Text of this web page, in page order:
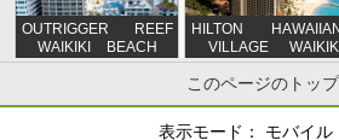
OUTRIGGER REEF
WAIKIKI BEACH
RESORT
HILTON HAWAIIAN
VILLAGE WAIKIKI
BEACH RESORT
このページのトッ
表示モード： モバイル